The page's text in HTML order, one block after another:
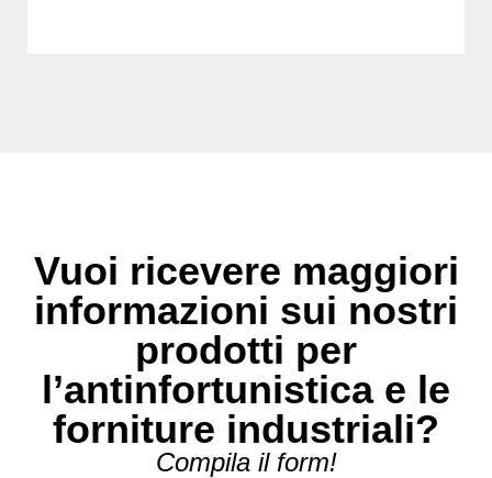
Vuoi ricevere maggiori
informazioni sui nostri
prodotti per
l’antinfortunistica e le
forniture industriali?
Compila il form!